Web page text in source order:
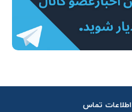
اطلاعات تماس